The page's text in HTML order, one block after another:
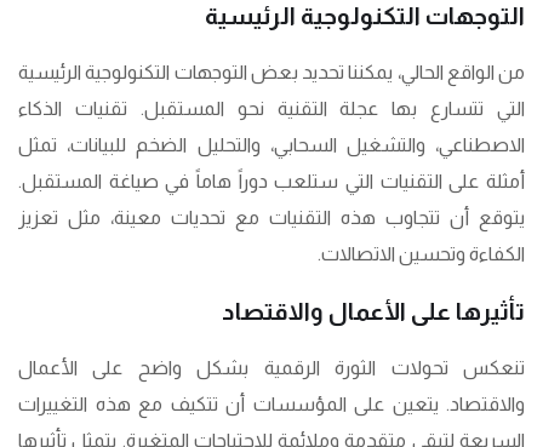
التوجهات التكنولوجية الرئيسية
من الواقع الحالي، يمكننا تحديد بعض التوجهات التكنولوجية الرئيسية
التي تتسارع بها عجلة التقنية نحو المستقبل. تقنيات الذكاء
الاصطناعي، والتشغيل السحابي، والتحليل الضخم للبيانات، تمثل
أمثلة على التقنيات التي ستلعب دوراً هاماً في صياغة المستقبل.
يتوقع أن تتجاوب هذه التقنيات مع تحديات معينة، مثل تعزيز
الكفاءة وتحسين الاتصالات.
تأثيرها على الأعمال والاقتصاد
تنعكس تحولات الثورة الرقمية بشكل واضح على الأعمال
والاقتصاد. يتعين على المؤسسات أن تتكيف مع هذه التغييرات
السريعة لتبقى متقدمة وملائمة للاحتياجات المتغيرة. يتمثل تأثيرها